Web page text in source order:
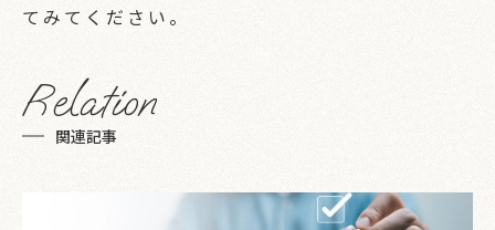
てみてください。
Relation
関連記事